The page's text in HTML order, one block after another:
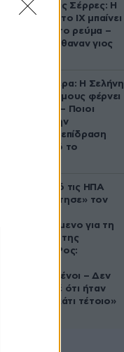
τροχαίο στις Σέρρες: Η
στιγμή που το ΙΧ μπαίνει
στο αντίθετο ρεύμα –
Ακαριαία πέθαναν γιος
Ζώδια σήμερα: Η Σελήνη
στους Διδύμους φέρνει
ανατροπές – Ποιοι
δέχονται την
ευεργετική επίδραση
του Δία από το
Ζευγάρι από τις ΗΠΑ
που «υιοθέτησε» τον
κατηγορούμενο για τη
δολοφονία της
Ελίζαμπεθ Ρος:
συντετριμμένοι – Δεν
έδειξε ποτέ ότι ήταν
ικανός για κάτι τέτοιο»